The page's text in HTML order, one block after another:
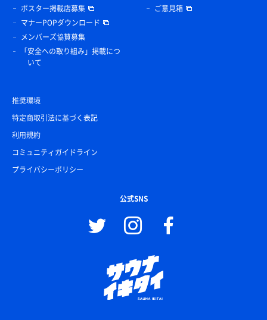
ポスター掲載店募集
マナーPOPダウンロード
メンバーズ協賛募集
「安全への取り組み」掲載につ
いて
ご意見箱
推奨環境
特定商取引法に基づく表記
利用規約
コミュニティガイドライン
プライバシーポリシー
公式SNS